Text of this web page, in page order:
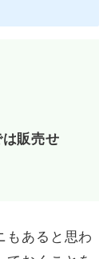
販売せ
もあると思わ